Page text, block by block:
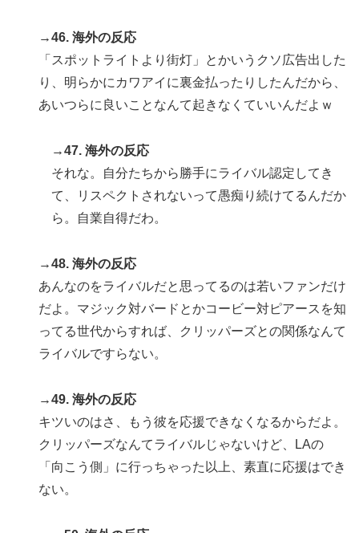
→46. 海外の反応
「スポットライトより街灯」とかいうクソ広告出した
り、明らかにカワアイに裏金払ったりしたんだから、
あいつらに良いことなんて起きなくていいんだよｗ
→47. 海外の反応
それな。自分たちから勝手にライバル認定してき
て、リスペクトされないって愚痴り続けてるんだか
ら。自業自得だわ。
→48. 海外の反応
あんなのをライバルだと思ってるのは若いファンだけ
だよ。マジック対バードとかコービー対ピアースを知
ってる世代からすれば、クリッパーズとの関係なんて
ライバルですらない。
→49. 海外の反応
キツいのはさ、もう彼を応援できなくなるからだよ。
クリッパーズなんてライバルじゃないけど、LAの
「向こう側」に行っちゃった以上、素直に応援はでき
ない。